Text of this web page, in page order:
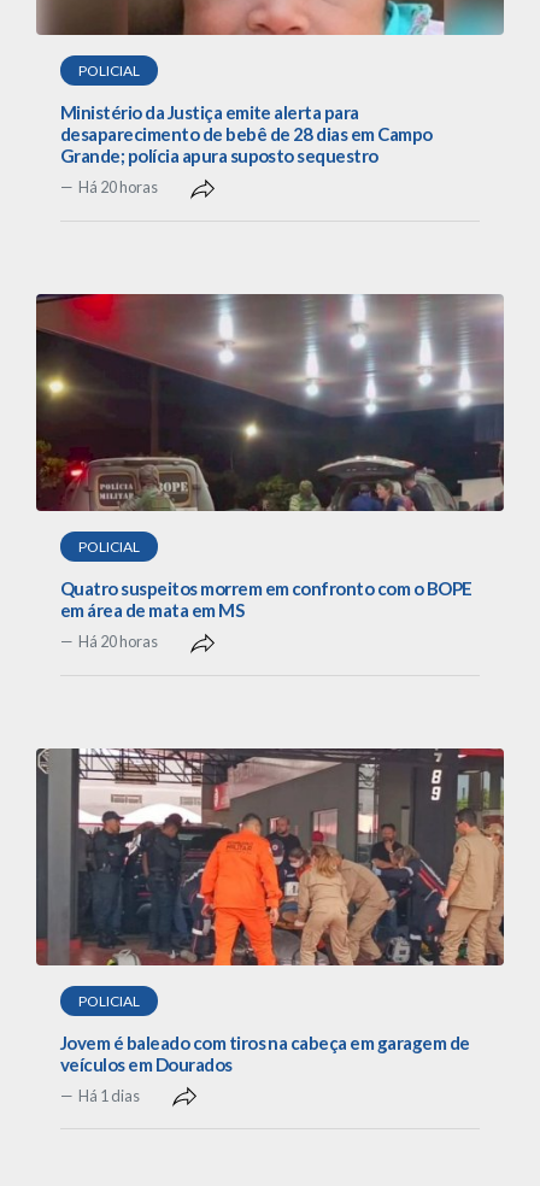
POLICIAL
Ministério da Justiça emite alerta para
desaparecimento de bebê de 28 dias em Campo
Grande; polícia apura suposto sequestro
Há 20 horas
POLICIAL
Quatro suspeitos morrem em confronto com o BOPE
em área de mata em MS
Há 20 horas
POLICIAL
Jovem é baleado com tiros na cabeça em garagem de
veículos em Dourados
Há 1 dias